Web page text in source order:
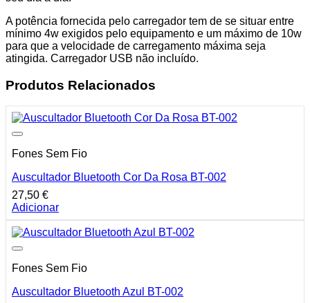
A potência fornecida pelo carregador tem de se situar entre
mínimo 4w exigidos pelo equipamento e um máximo de 10w
para que a velocidade de carregamento máxima seja
atingida. Carregador USB não incluído.
Produtos Relacionados
Fones Sem Fio
Auscultador Bluetooth Cor Da Rosa BT-002
27,50 €
Adicionar
Fones Sem Fio
Auscultador Bluetooth Azul BT-002